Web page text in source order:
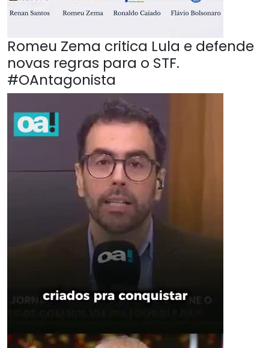
Romeu Zema critica Lula e defende
novas regras para o STF.
#OAntagonista